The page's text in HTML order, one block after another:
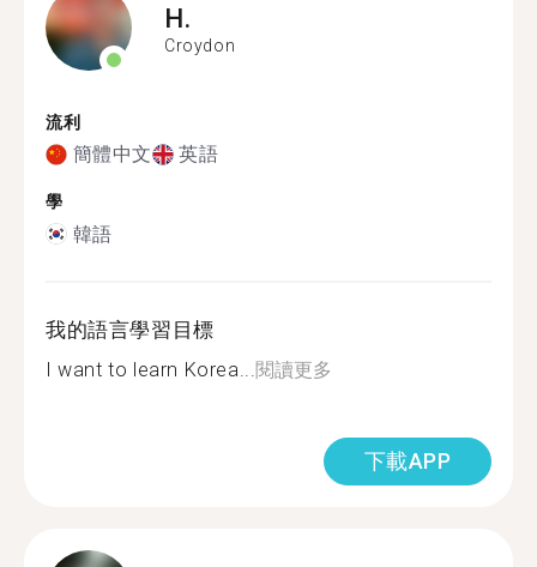
H.
Croydon
流利
簡體中文 英語
學
韓語
我的語言學習目標
I want to learn Korea... 閱讀更多
下載APP